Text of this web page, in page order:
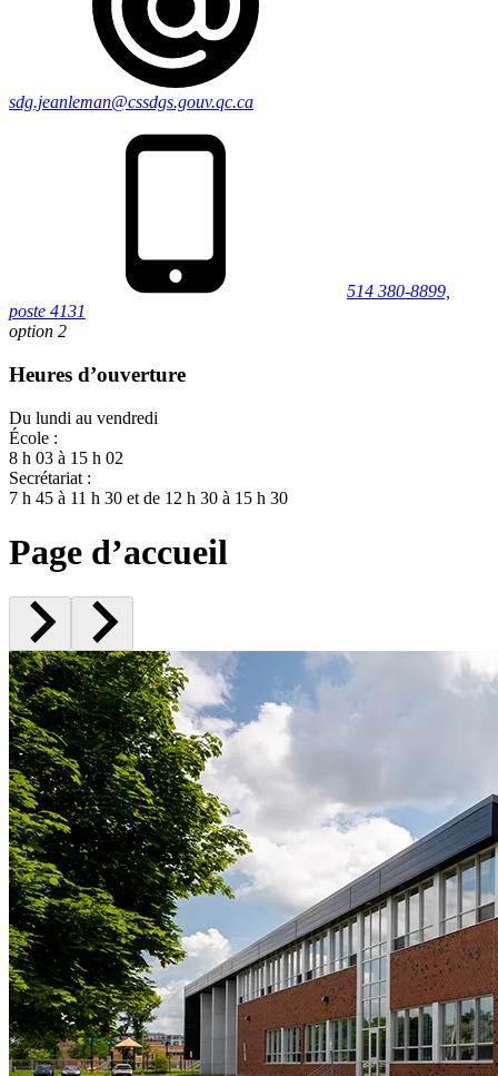
sdg.jeanleman@cssdgs.gouv.qc.ca
514 380-8899,
poste 4131
option 2
Heures d’ouverture
Du lundi au vendredi
École :
8 h 03 à 15 h 02
Secrétariat :
7 h 45 à 11 h 30 et de 12 h 30 à 15 h 30
Page d’accueil